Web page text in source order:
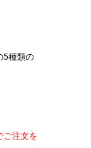
5種類の
ご注文を